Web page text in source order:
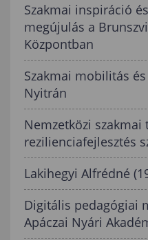
Szakmai inspiráció
megújulás a
Központban
Szakmai mobilitás
Nyitrán
Nemzetközi szakmai
rezilienciafejlesztés
Lakihegyi Alfrédné
Digitális pedagógiai
Apáczai Nyári